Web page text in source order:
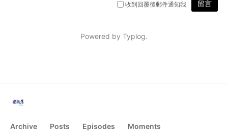
Archive Posts Episodes Moments